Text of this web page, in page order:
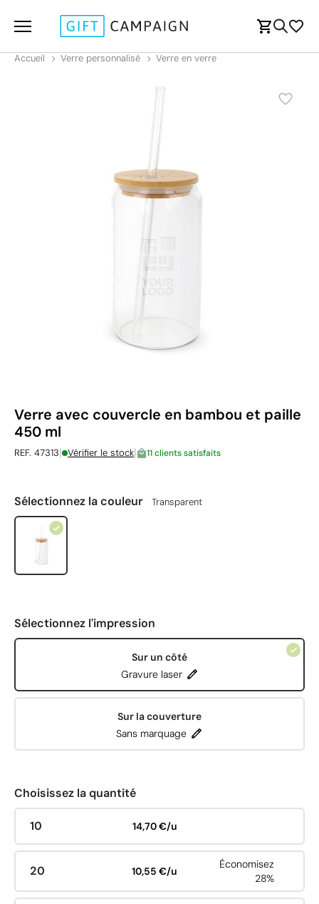
Accueil Verre personnalisé Verre en verre
Verre avec couvercle en bambou et paille
450 ml
REF. 47313| Vérifier le stock| 11 clients satisfaits
Sélectionnez la couleur Transparent
Sélectionnez l'impression
Sur un côté
Gravure laser
Sur la couverture
Sans marquage
Choisissez la quantité
10 14,70 €/u
20 10,55 €/u
Économisez
28%